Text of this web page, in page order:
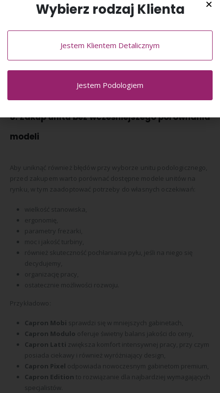
estetykę,
ergonomię,
trwałość,
funkcjonalność,
wysokiej jakości system pochłaniania.
ModeleCapronsą cenione właśnie za połączenie nowoczesnego
wyglądu z praktycznymi rozwiązaniami gabinetowymi.
8. Zakup unitu bez wcześniejszego porównania
modeli
Aby uniknąć również błędów przy wyborze unitu podologicznego,
przed zakupem warto porównać dostępne modele unitów na
rynku, w tym zaadoptować potrzeby do własnych oczekiwań:
wielkość stanowiska,
ergonomię,
parametry frezarki,
moc i jakość turbiny,
również skuteczność pochłaniania pyłu, jeśli na niego się
decydujemy,
organizację pracy,
ostatecznie możliwości rozwoju.
Przykładowo:
Capron Mobi sprawdzi się w mniejszych gabinetach,
Capron Modulo oferuje świetny balans jakości do ceny,
Capron Latti zwiększa komfort intensywnej pracy, przy czym
posiada ciekawy i również wyróżniający design,
Capron Pixel odpowiada nowoczesnym gabinetom premium,
Capron Edition to rozwiązanie dla najbardziej wymagających
specjalistów.
Wybierz rodzaj Klienta
Jestem Klientem Detalicznym
Jestem Podologiem